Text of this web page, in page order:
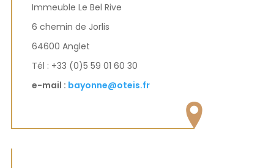
Immeuble Le Bel Rive
6 chemin de Jorlis
64600 Anglet
Tél : +33 (0)5 59 01 60 30
e-mail : bayonne@oteis.fr